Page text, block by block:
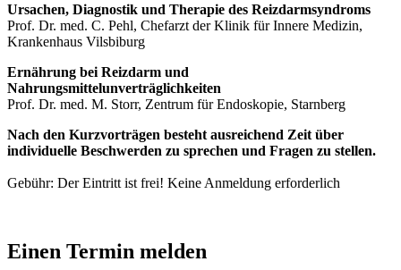
Ursachen, Diagnostik und Therapie des Reizdarmsyndroms
Prof. Dr. med. C. Pehl, Chefarzt der Klinik für Innere Medizin,
Krankenhaus Vilsbiburg
Ernährung bei Reizdarm und
Nahrungsmittelunverträglichkeiten
Prof. Dr. med. M. Storr, Zentrum für Endoskopie, Starnberg
Nach den Kurzvorträgen besteht ausreichend Zeit über
individuelle Beschwerden zu sprechen und Fragen zu stellen.
Gebühr: Der Eintritt ist frei! Keine Anmeldung erforderlich
Einen Termin melden